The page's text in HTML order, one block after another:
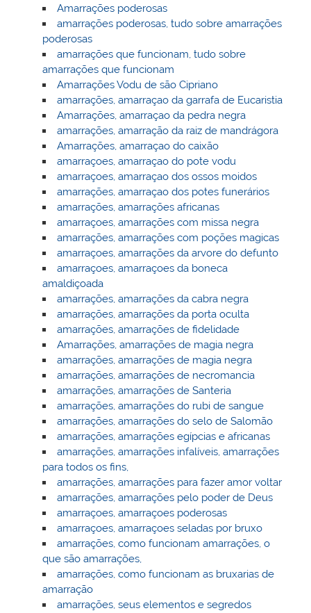
Amarrações poderosas
amarrações poderosas, tudo sobre amarrações
poderosas
amarrações que funcionam, tudo sobre
amarrações que funcionam
Amarrações Vodu de são Cipriano
amarrações, amarraçao da garrafa de Eucaristia
Amarrações, amarraçao da pedra negra
amarrações, amarração da raiz de mandrágora
Amarrações, amarraçao do caixão
amarraçoes, amarraçao do pote vodu
amarraçoes, amarraçao dos ossos moidos
amarrações, amarraçao dos potes funerários
amarrações, amarrações africanas
amarraçoes, amarrações com missa negra
amarrações, amarrações com poções magicas
amarraçoes, amarrações da arvore do defunto
amarraçoes, amarraçoes da boneca
amaldiçoada
amarrações, amarrações da cabra negra
amarrações, amarrações da porta oculta
amarrações, amarrações de fidelidade
Amarrações, amarrações de magia negra
amarrações, amarrações de magia negra
amarrações, amarrações de necromancia
amarrações, amarrações de Santeria
amarrações, amarrações do rubi de sangue
amarrações, amarrações do selo de Salomão
amarrações, amarrações egípcias e africanas
amarrações, amarrações infalíveis, amarrações
para todos os fins,
amarrações, amarrações para fazer amor voltar
amarrações, amarrações pelo poder de Deus
amarraçoes, amarraçoes poderosas
amarraçoes, amarraçoes seladas por bruxo
amarrações, como funcionam amarrações, o
que são amarrações,
amarrações, como funcionam as bruxarias de
amarração
amarrações, seus elementos e segredos